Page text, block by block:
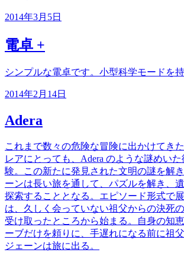
2014年3月5日
電卓 +
シンプルな電卓です。小型科学モードを持
2014年2月14日
Adera
これまで数々の危険な冒険に出かけてき
レアにとっても、Adera のような謎めい
験。この新たに発見された文明の謎を解
ーンは長い旅を通して、パズルを解き、
探索することとなる。エピソード形式で
は、久しく会っていない祖父からの決死
受け取ったところから始まる。自身の知
ーブだけを頼りに、手遅れになる前に祖
ジェーンは旅に出る。